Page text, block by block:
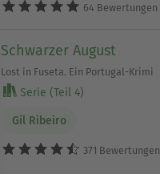
64 Bewertungen
Schwarzer August
Lost in Fuseta. Ein Portugal-Krimi
Serie (Teil 4)
Gil Ribeiro
371 Bewertungen